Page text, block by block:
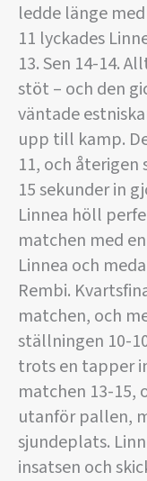
ledde länge
11 lyckades
13. Sen 14-14.
stöt – och den
väntade
upp till kamp.
11, och
15 sekunder in
Linnea höll
matchen med
Linnea och
Rembi.
matchen, och
ställningen 10-
trots en tapper
matchen 13-15,
utanför pallen,
sjundeplats.
insatsen och